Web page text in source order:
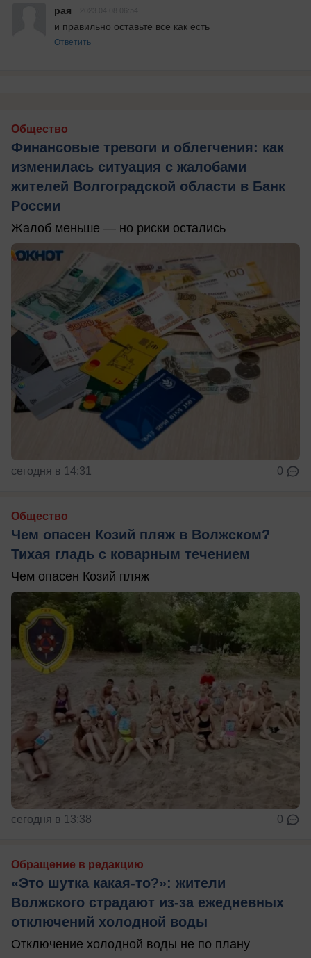
рая
и правильно оставьте все как есть
Ответить
Общество
Финансовые тревоги и облегчения: как
изменилась ситуация с жалобами
жителей Волгоградской области в Банк
России
Жалоб меньше — но риски остались
сегодня в 14:31 0
Общество
Чем опасен Козий пляж в Волжском?
Тихая гладь с коварным течением
Чем опасен Козий пляж
сегодня в 13:38 0
Обращение в редакцию
«Это шутка какая-то?»: жители
Волжского страдают из‑за ежедневных
отключений холодной воды
Отключение холодной воды не по плану